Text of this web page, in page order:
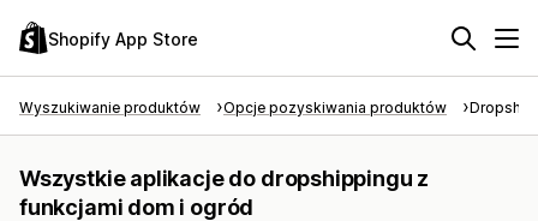
Shopify App Store
Wyszukiwanie produktów Opcje pozyskiwania produktów
Wszystkie aplikacje do dropshippingu z
funkcjami dom i ogród